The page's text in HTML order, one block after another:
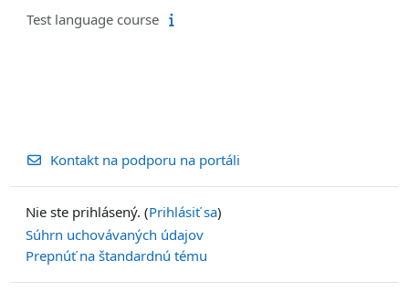
Test language course
Kontakt na podporu na portáli
Nie ste prihlásený. (Prihlásiť sa)
Súhrn uchovávaných údajov
Prepnúť na štandardnú tému